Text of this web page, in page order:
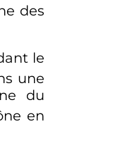
des
le
une
du
en